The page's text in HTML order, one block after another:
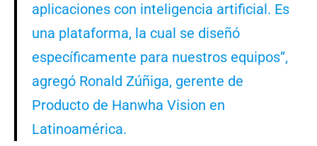
aplicaciones con inteligencia artificial. Es
una plataforma, la cual se diseñó
específicamente para nuestros equipos”,
agregó Ronald Zúñiga, gerente de
Producto de Hanwha Vision en
Latinoamérica.